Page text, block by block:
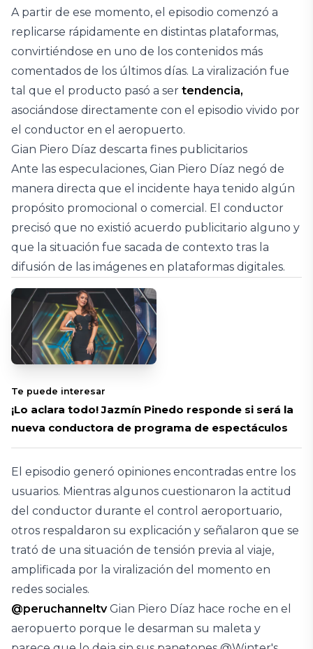
A partir de ese momento, el episodio comenzó a
replicarse rápidamente en distintas plataformas,
convirtiéndose en uno de los contenidos más
comentados de los últimos días. La viralización fue
tal que el producto pasó a ser tendencia,
asociándose directamente con el episodio vivido por
el conductor en el aeropuerto.
Gian Piero Díaz descarta fines publicitarios
Ante las especulaciones, Gian Piero Díaz negó de
manera directa que el incidente haya tenido algún
propósito promocional o comercial. El conductor
precisó que no existió acuerdo publicitario alguno y
que la situación fue sacada de contexto tras la
difusión de las imágenes en plataformas digitales.
Te puede interesar
¡Lo aclara todo! Jazmín Pinedo responde si será la
nueva conductora de programa de espectáculos
El episodio generó opiniones encontradas entre los
usuarios. Mientras algunos cuestionaron la actitud
del conductor durante el control aeroportuario,
otros respaldaron su explicación y señalaron que se
trató de una situación de tensión previa al viaje,
amplificada por la viralización del momento en
redes sociales.
@peruchanneltvGian Piero Díaz hace roche en el
aeropuerto porque le desarman su maleta y